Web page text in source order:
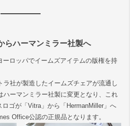
らハーマンミラー社製へ
ーロッパでイームズアイテムの版権を持
ラ社が製造したイームズチェアが流通し
ハーマンミラー社製に変更となり、これ
ゴが「Vitra」から「HermanMiller」へ
Office公認の正規品となります。